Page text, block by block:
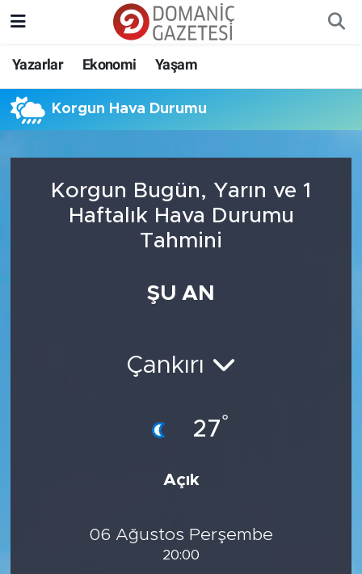
Yazarlar Ekonomi Yaşam
Korgun Hava Durumu
Korgun Bugün, Yarın ve 1
Haftalık Hava Durumu
Tahmini
ŞU AN
Çankırı
27°
Açık
06 Ağustos Perşembe
20:00